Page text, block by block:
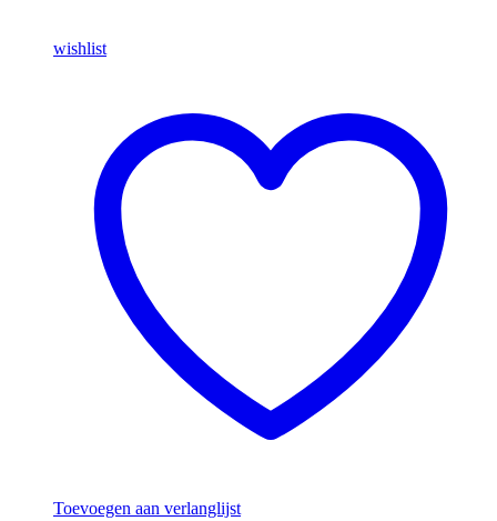
wishlist
Toevoegen aan verlanglijst